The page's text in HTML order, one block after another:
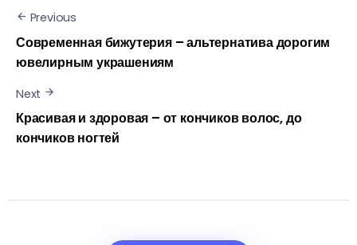
Previous
Современная бижутерия – альтернатива дорогим
ювелирным украшениям
Next
Красивая и здоровая – от кончиков волос, до
кончиков ногтей